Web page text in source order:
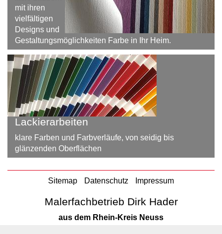
mit ihren
vielfältigen
Designs und
Gestaltungsmöglichkeiten Farbe in Ihr Heim.
Lackierarbeiten
klare Farben und Farbverläufe, von seidig bis
glänzenden Oberflächen
Sitemap Datenschutz Impressum
Malerfachbetrieb Dirk Hader
aus dem Rhein-Kreis Neuss